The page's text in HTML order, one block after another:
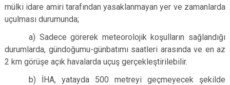
mülki idare amiri tarafından yasaklanmayan yer ve zamanlarda
uçulması durumunda;
a) Sadece görerek meteorolojik koşulların sağlandığı
durumlarda, gündoğumu-günbatımı saatleri arasında ve en az
2 km görüşe açık havalarda uçuş gerçekleştirilebilir.
b) İHA, yatayda 500 metreyi geçmeyecek şekilde